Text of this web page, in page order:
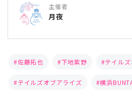
主催者
月夜
佐藤拓也 下地紫野 テイル
テイルズオブアライズ 横浜